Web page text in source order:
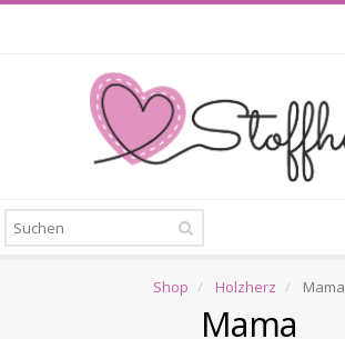
Skip
Shop Holzherz Mama
Mama